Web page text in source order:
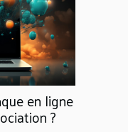
en ligne
?